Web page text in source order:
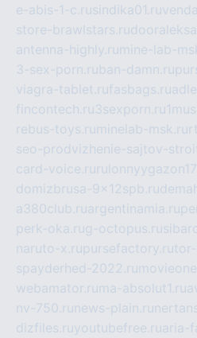
e-abis-1-c.rusindika01.ru
store-brawlstars.ru
antenna-highly.ru mine-lab-
3-sex-porn.ruban-damn.ru
viagra-tablet.rufasbags.ru
fincontech.ru3sexporn.ru
rebus-toys.ru minelab-msk.ru
seo-prodvizhenie-sajtov-
card-voice.ru
domizbrusa-9x12spb.ru
a380club.ruargentinamia.ru
perk-oka.rug-octopus.ru
naruto-x.rupursefactory.ru
spayderhed-2022.ru
webamator.ru ma-absolut1.ru
nv-750.ru news-plain.ru
dizfiles.ruyoutubefree.ruaria-